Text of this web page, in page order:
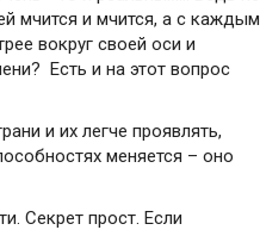
мчится и мчится, а с каждым
вокруг своей оси и
Есть и на этот вопрос
и их легче проявлять,
меняется – оно
Секрет прост. Если